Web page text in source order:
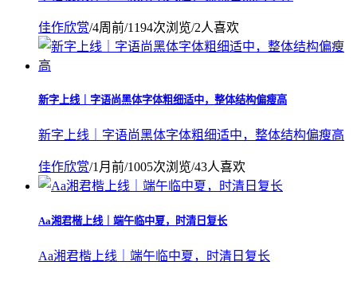
佳作欣赏/4周前/1194次浏览/2人喜欢
新字上线｜字语尚黑体字体粗细适中，整体结构偏瘦高
新字上线｜字语尚黑体字体粗细适中，整体结构偏瘦高
佳作欣赏/1月前/1005次浏览/43人喜欢
Aa湘君楷上线｜端午临中夏，时清日复长
Aa湘君楷上线｜端午临中夏，时清日复长